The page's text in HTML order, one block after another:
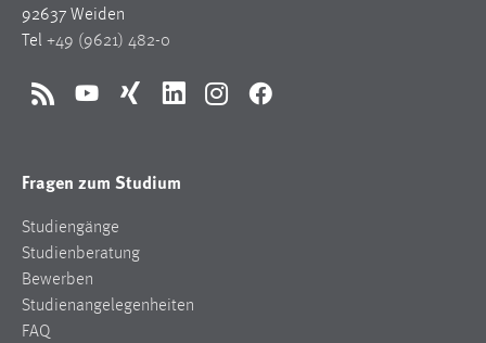
92637 Weiden
Tel +49 (9621) 482-0
RSS YouTubeXing LinkedInInstagramFacebook
Fragen zum Studium
Studiengänge
Studienberatung
Bewerben
Studienangelegenheiten
FAQ